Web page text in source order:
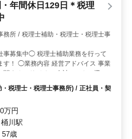
問先の巡回業務から各種申告書の
険や労働保険関連業務、さらに
雇用形態と働きやすい環境＞
ルバイト、パート、派遣社員とい
取り入れています。車通勤が可能
備されており、通勤にもストレス
務に集中できます。
年間休日129日＊税理
・税理士・税理士事
募集中◯ 税理士補助業務を行って
す！ ◯業務内容 経営アドバイス 事業
関するアドバイス 会計ソフトの導入
ト 各種税務申告書類の作成及び税務
務 相続対策～相続税申告業務 等 ◯備
週休2日制 車通勤可能 年間休日129
ラン経験者歓迎 年齢ではなくベテラ
者を求めてます！ 皆様のご応募お待
おります！
税理士・税理士事務所) / 正社員・契
万円
川駅
57歳